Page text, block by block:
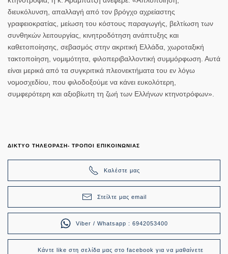
διευκόλυνση, απαλλαγή από τον βρόγχο αχρείαστης
γραφειοκρατίας, μείωση του κόστους παραγωγής, βελτίωση των
συνθηκών λειτουργίας, κινητροδότηση ανάπτυξης και
καθετοποίησης, σεβασμός στην ακριτική Ελλάδα, χωροταξική
τακτοποίηση, νομιμότητα, φιλοπεριβαλλοντική συμμόρφωση. Αυτά
είναι μερικά από τα συγκριτικά πλεονεκτήματα του εν λόγω
νομοσχεδίου, που φιλοδοξούμε να κάνει ευκολότερη,
συμφερότερη και αξιοβίωτη τη ζωή των Ελλήνων κτηνοτρόφων».
ΔΙΚΤΥΟ ΤΗΛΕΟΡΑΣΗ- ΤΡΟΠΟΙ ΕΠΙΚΟΙΝΩΝΙΑΣ
Καλέστε μας
Στείλτε μας email
Viber / Whatsapp : 6942053400
Κάντε like στη σελίδα μας στο facebook για να μαθαίνετε